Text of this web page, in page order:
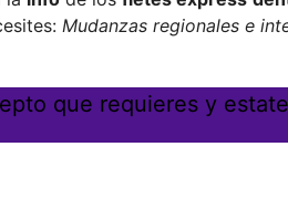
Mudanzas regionales e
que requieres y